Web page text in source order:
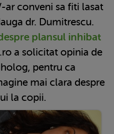
ar conveni sa fiti lasat
dr. Dumitrescu.
plansul inhibat
a solicitat opinia de
pentru ca
mai clara despre
la copii.